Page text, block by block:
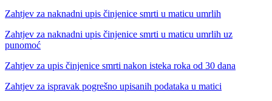
Zahtjev za naknadni upis činjenice smrti u maticu umrlih
Zahtjev za naknadni upis činjenice smrti u maticu umrlih uz
punomoć
Zahtjev za upis činjenice smrti nakon isteka roka od 30 dana
Zahtjev za ispravak pogrešno upisanih podataka u matici